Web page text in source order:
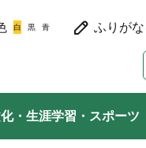
・生涯学習・スポーツ